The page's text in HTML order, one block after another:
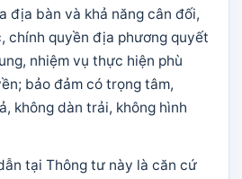
địa bàn và khả năng cân đối,
chính quyền địa phương quyết
nhiệm vụ thực hiện phù
bảo đảm có trọng tâm,
không dàn trải, không hình
tại Thông tư này là căn cứ